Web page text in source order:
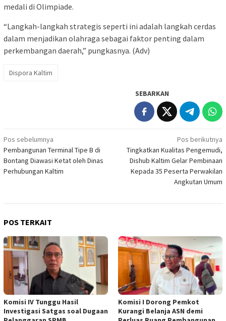
medali di Olimpiade.
“Langkah-langkah strategis seperti ini adalah langkah cerdas
dalam menjadikan olahraga sebagai faktor penting dalam
perkembangan daerah,” pungkasnya. (Adv)
Dispora Kaltim
SEBARKAN
Navigasi
pos
Pos sebelumnya
Pembangunan Terminal Tipe B di
Bontang Diawasi Ketat oleh Dinas
Perhubungan Kaltim
Pos berikutnya
Tingkatkan Kualitas Pengemudi,
Dishub Kaltim Gelar Pembinaan
Kepada 35 Peserta Perwakilan
Angkutan Umum
POS TERKAIT
Komisi IV Tunggu Hasil
Investigasi Satgas soal Dugaan
Komisi I Dorong Pemkot
Kurangi Belanja ASN demi